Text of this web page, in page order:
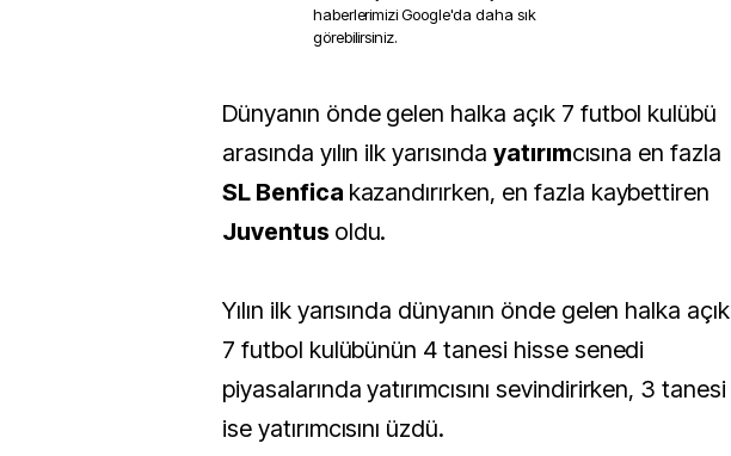
haberlerimizi Google'da daha sık
görebilirsiniz.
Dünyanın önde gelen halka açık 7 futbol kulübü
arasında yılın ilk yarısında yatırımcısına en fazla
SL Benfica kazandırırken, en fazla kaybettiren
Juventus oldu.
Yılın ilk yarısında dünyanın önde gelen halka açık
7 futbol kulübünün 4 tanesi hisse senedi
piyasalarında yatırımcısını sevindirirken, 3 tanesi
ise yatırımcısını üzdü.